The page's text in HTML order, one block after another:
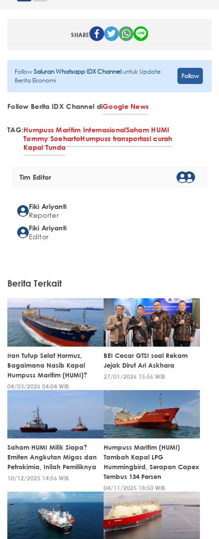
SHARE
FollowSaluran Whatsapp IDX Channeluntuk Update
Berita Ekonomi
Follow
Follow Berita IDX Channel diGoogle News
TAG:Humpuss Maritim InternasionalSaham HUMI
Tommy SoehartoHumpuss transportasi curah
Kapal Tunda
Tim Editor
Fiki Ariyanti
Reporter
Fiki Ariyanti
Editor
Berita Terkait
Iran Tutup Selat Hormuz,
Bagaimana Nasib Kapal
Humpuss Maritim (HUMI)?
04/03/2026 04:04 WIB
BEI Cecar GTSI soal Rekam
Jejak Dirut Ari Askhara
27/01/2026 15:56 WIB
Saham HUMI Milik Siapa?
Emiten Angkutan Migas dan
Petrokimia, Inilah Pemiliknya
10/12/2025 14:56 WIB
Humpuss Maritim (HUMI)
Tambah Kapal LPG
Hummingbird, Serapan Capex
Tembus 134 Persen
04/11/2025 18:50 WIB